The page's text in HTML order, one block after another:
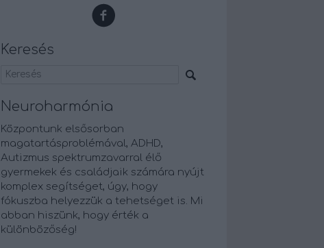
Keresés
Neuroharmónia
Központunk elsősorban
magatartásproblémával, ADHD,
Autizmus spektrumzavarral élő
gyermekek és családjaik számára nyújt
komplex segítséget, úgy, hogy
fókuszba helyezzük a tehetséget is. Mi
abban hiszünk, hogy érték a
különbözőség!